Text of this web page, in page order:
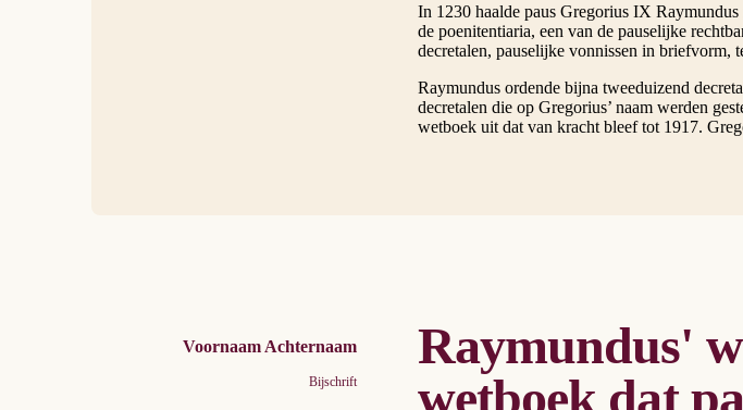
In 1230 haalde paus Gregorius IX
de poenitentiaria, een van de pauselijke
decretalen, pauselijke vonnissen in briefvorm,
Raymundus ordende bijna tweeduizend
decretalen die op Gregorius’ naam werden
wetboek uit dat van kracht bleef tot 1917.
Voornaam Achternaam
Bijschrift
Raymundus'
wetboek dat